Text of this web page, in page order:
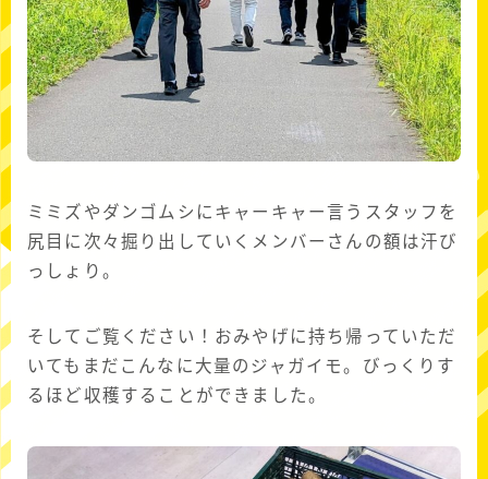
ミミズやダンゴムシにキャーキャー言うスタッフを
尻目に次々掘り出していくメンバーさんの額は汗び
っしょり。
そしてご覧ください！おみやげに持ち帰っていただ
いてもまだこんなに大量のジャガイモ。びっくりす
るほど収穫することができました。